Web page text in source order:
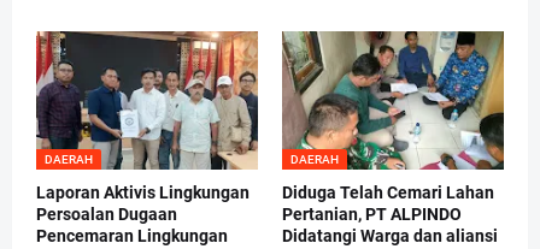
DAERAH
Laporan Aktivis Lingkungan
Persoalan Dugaan
Pencemaran Lingkungan
DAERAH
Diduga Telah Cemari Lahan
Pertanian, PT ALPINDO
Didatangi Warga dan aliansi